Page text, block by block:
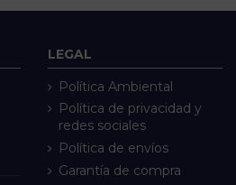
LEGAL
Política Ambiental
Política de privacidad y
redes sociales
Política de envíos
Garantía de compra